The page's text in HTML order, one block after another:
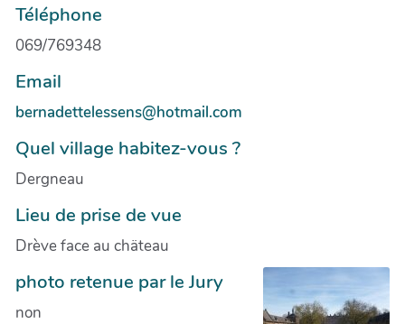
Téléphone
069/769348
Email
bernadettelessens@hotmail.com
Quel village habitez-vous ?
Dergneau
Lieu de prise de vue
Drève face au chäteau
photo retenue par le Jury
non